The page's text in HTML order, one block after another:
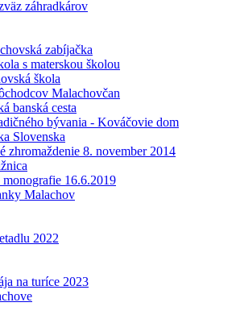
záhradkárov
zabíjačka
s materskou školou
škola
Malachovčan
banská cesta
bývania - Kováčovie dom
Slovenska
zhromaždenie 8. november 2014
monografie 16.6.2019
Malachov
2022
na turíce 2023